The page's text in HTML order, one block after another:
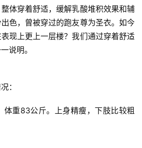
体穿着舒适，缓解乳酸堆积效果和辅
色，曾被穿过的跑友尊为圣衣。如今
现上更上一层楼？我们通过穿着舒适
说明。
：